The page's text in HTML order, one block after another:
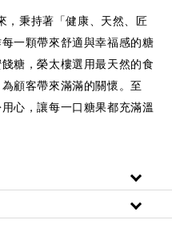
，秉持著「健康、天然、匠
一顆帶來舒適與幸福感的糖
糖，榮太樓選用最天然的食
顧客帶來滿滿的關懷。至
心，讓每一口糖果都充滿溫